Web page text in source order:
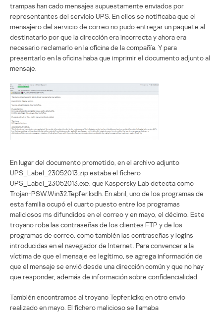
trampas han cado mensajes supuestamente enviados por
representantes del servicio UPS. En ellos se notificaba que el
mensajero del servicio de correo no pudo entregar un paquete al
destinatario por que la dirección era incorrecta y ahora era
necesario reclamarlo en la oficina de la compañía. Y para
presentarlo en la oficina haba que imprimir el documento adjunto al
mensaje.
En lugar del documento prometido, en el archivo adjunto
UPS_Label_23052013.zip estaba el fichero
UPS_Label_23052013.exe, que Kaspersky Lab detecta como
Trojan-PSW.Win32.Tepfer.kxdh. En abril, uno de los programas de
esta familia ocupó el cuarto puesto entre los programas
maliciosos ms difundidos en el correo y en mayo, el décimo. Este
troyano roba las contraseñas de los clientes FTP y de los
programas de correo, como también las contraseñas y logins
introducidas en el navegador de Internet. Para convencer a la
víctima de que el mensaje es legítimo, se agrega información de
que el mensaje se envió desde una dirección común y que no hay
que responder, además de información sobre confidencialidad.
También encontramos al troyano Tepfer.kdkq en otro envío
realizado en mayo. El fichero malicioso se llamaba